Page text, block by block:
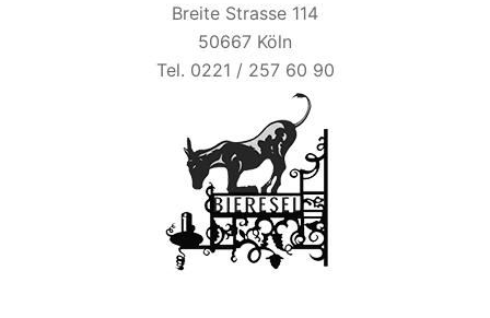
Breite Strasse 114
50667 Köln
Tel. 0221 / 257 60 90